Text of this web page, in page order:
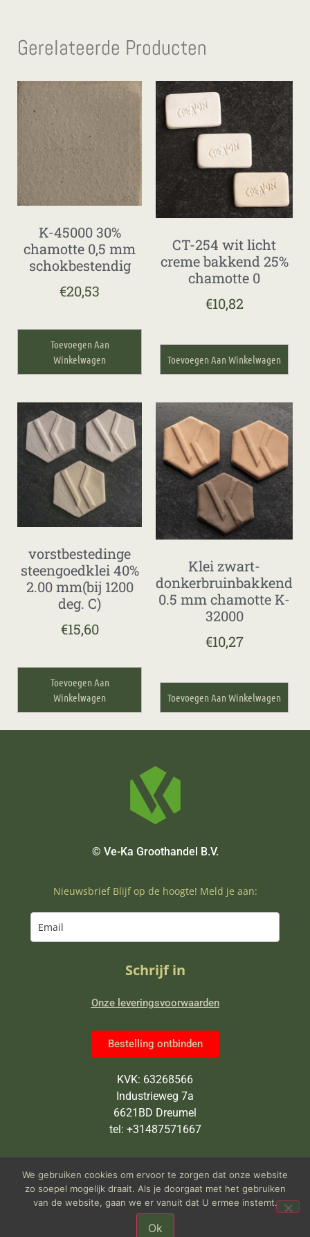
Gerelateerde Producten
K-45000 30%
chamotte 0,5 mm
schokbestendig
€20,53
Toevoegen Aan
Winkelwagen
CT-254 wit licht
creme bakkend 25%
chamotte 0
€10,82
Toevoegen Aan Winkelwagen
vorstbestedinge
steengoedklei 40%
2.00 mm(bij 1200
deg. C)
€15,60
Toevoegen Aan
Winkelwagen
Klei zwart-
donkerbruinbakkend
0.5 mm chamotte K-
32000
€10,27
Toevoegen Aan Winkelwagen
© Ve-Ka Groothandel B.V.
Nieuwsbrief Blijf op de hoogte! Meld je aan:
Schrijf in
Onze leveringsvoorwaarden
Bestelling ontbinden
KVK: 63268566
Industrieweg 7a
6621BD Dreumel
tel: +31487571667
Wij zijn van maandag tot en met
vrijdag open van 9 tot 5 uur
We gebruiken cookies om ervoor te zorgen dat onze website
zo soepel mogelijk draait. Als je doorgaat met het gebruiken
van de website, gaan we er vanuit dat U ermee instemt.
Ok